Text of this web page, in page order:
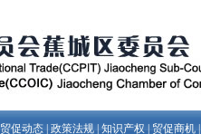
贸促动态| 政策法规| 知识产权 贸促商机|